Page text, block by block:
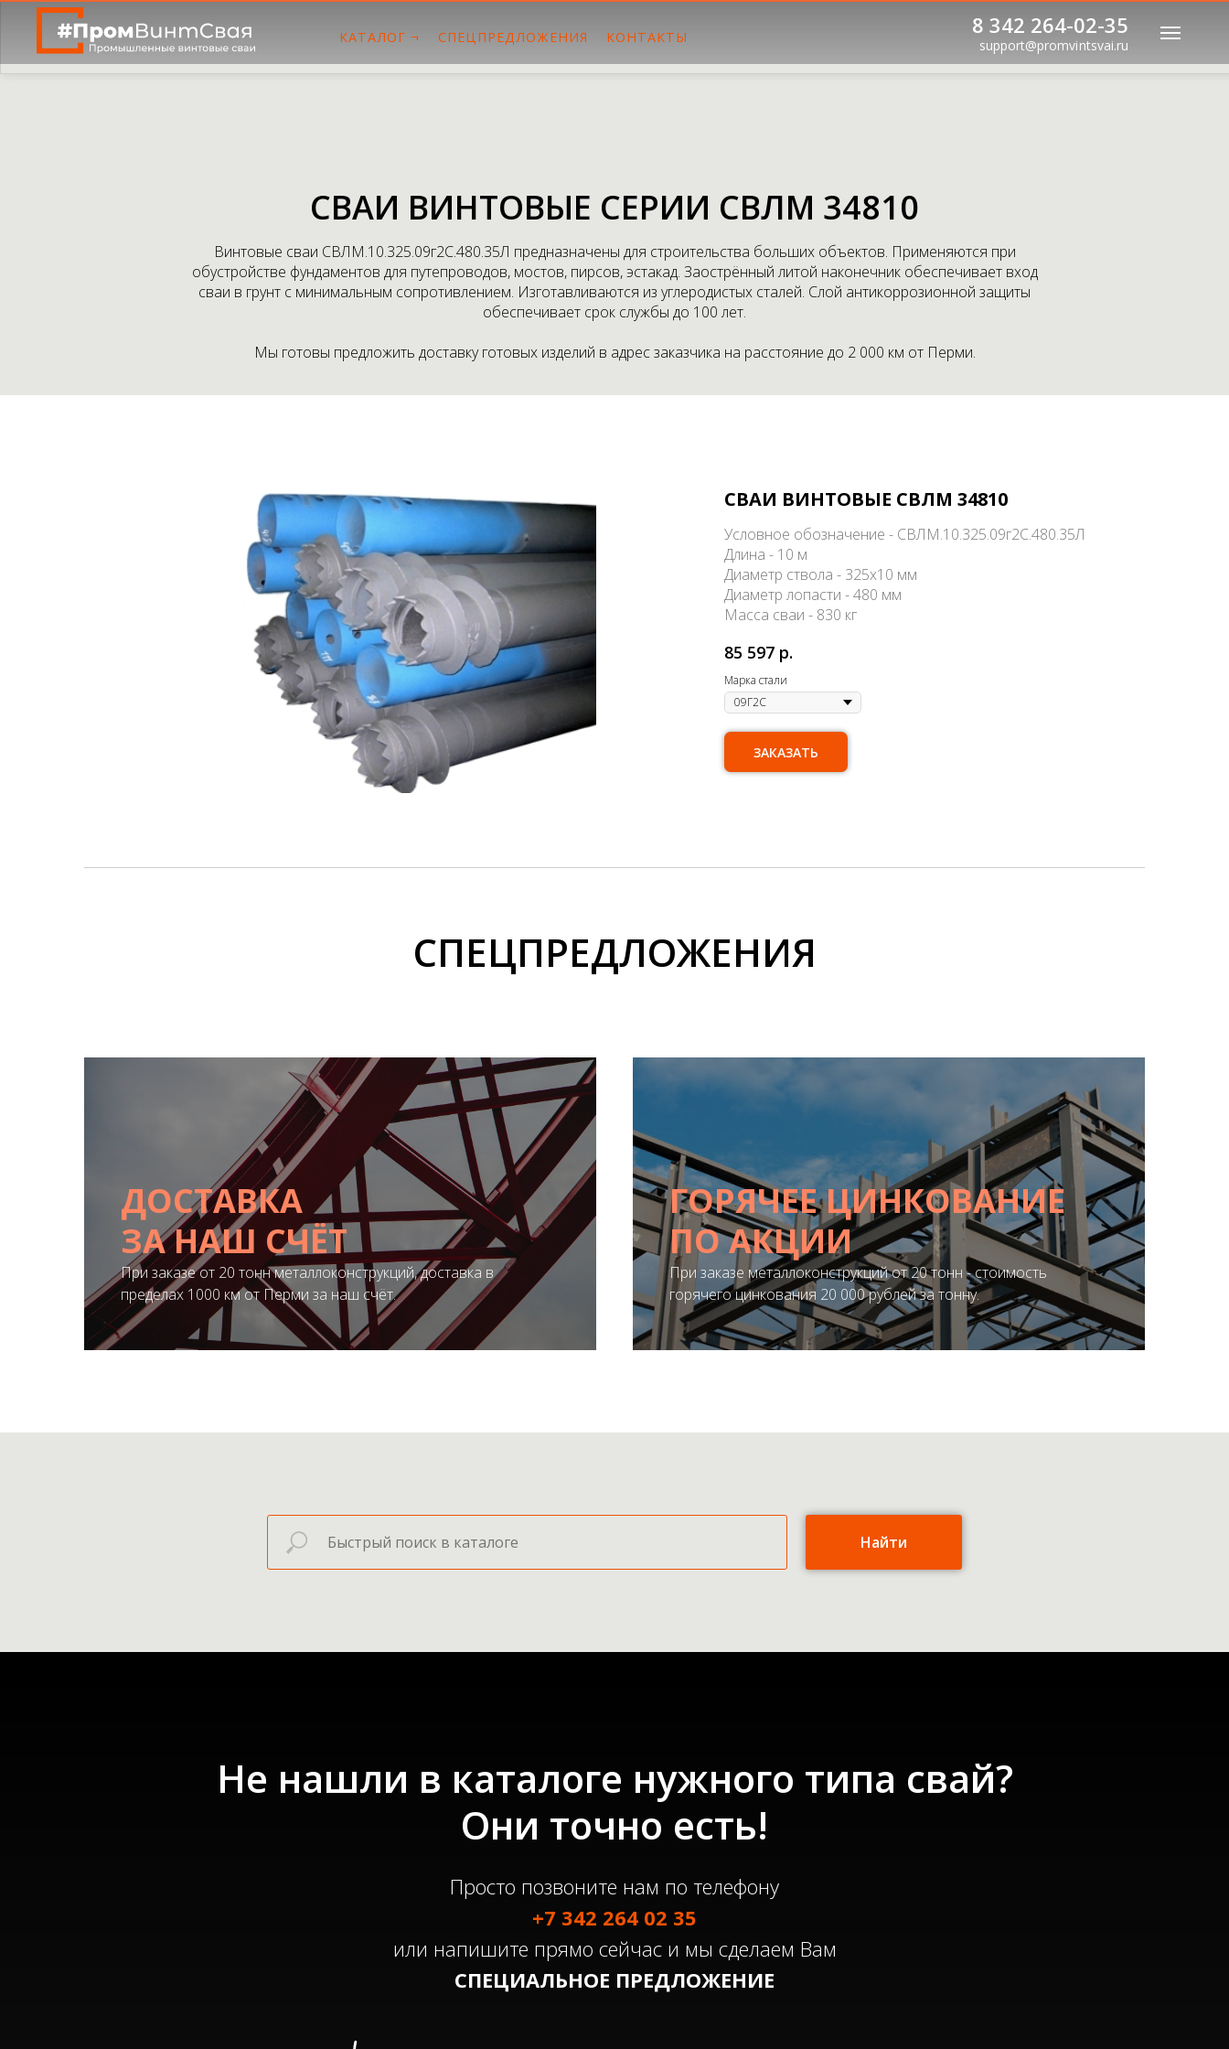
support@promvintsvai.ru
8 342 264-02-35
КАТАЛОГ ¬ СПЕЦПРЕДЛОЖЕНИЯ КОНТАКТЫ
СВАИ ВИНТОВЫЕ СЕРИИ СВЛМ 34810
Винтовые сваи СВЛМ.10.325.09г2С.480.35Л предназначены для строительства больших объектов. Применяются при
обустройстве фундаментов для путепроводов, мостов, пирсов, эстакад. Заострённый литой наконечник обеспечивает вход
сваи в грунт с минимальным сопротивлением. Изготавливаются из углеродистых сталей. Слой антикоррозионной защиты
обеспечивает срок службы до 100 лет.
Мы готовы предложить доставку готовых изделий в адрес заказчика на расстояние до 2 000 км от Перми.
СВАИ ВИНТОВЫЕ СВЛМ 34810
Условное обозначение - СВЛМ.10.325.09г2С.480.35Л
Длина - 10 м
Диаметр ствола - 325х10 мм
Диаметр лопасти - 480 мм
Масса сваи - 830 кг
85 597 р.
Марка стали
ЗАКАЗАТЬ
СПЕЦПРЕДЛОЖЕНИЯ
ДОСТАВКА
ЗА НАШ СЧЁТ
При заказе от 20 тонн металлоконструкций, доставка в
пределах 1000 км от Перми за наш счёт.
ПОЛУЧИТЬ ПРЕДЛОЖЕНИЕ
ГОРЯЧЕЕ ЦИНКОВАНИЕ
ПО АКЦИИ
При заказе металлоконструкций от 20 тонн - стоимость
горячего цинкования 20 000 рублей за тонну.
ПОЛУЧИТЬ ПРЕДЛОЖЕНИЕ
Найти
Не нашли в каталоге нужного типа свай?
Они точно есть!
Просто позвоните нам по телефону
+7 342 264 02 35
или напишите прямо сейчас и мы сделаем Вам
СПЕЦИАЛЬНОЕ ПРЕДЛОЖЕНИЕ